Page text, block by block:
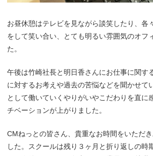
お昼休憩はテレビを見ながら談笑したり、各
をして笑い合い、とても明るい雰囲気のオフ
た。
午後は竹崎社長と明日香さんにお仕事に関す
に対するお考えや過去の苦悩などを聞かせて
として働いていくやりがいやこだわりを直に
チベーションが上がりました。
CMねっとの皆さん、貴重なお時間をいただ
した。スクールは残り３ヶ月と折り返しの時